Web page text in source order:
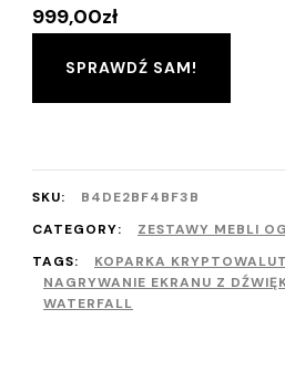
999,00zł
SPRAWDŹ SAM!
SKU:
B4DE2BF4BF3B
CATEGORY:
ZESTAWY MEBLI
TAGS:
KOPARKA KRYPTOWALUT
NAGRYWANIE EKRANU Z
WATERFALL